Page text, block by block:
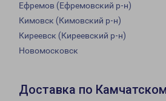
Ефремов (Ефремовский р-н)
Кимовск (Кимовский р-н)
Киреевск (Киреевский р-н)
Новомосковск
Доставка по